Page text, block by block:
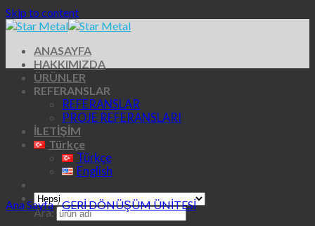
Skip to content
ANASAYFA
HAKKIMIZDA
ÜRÜNLER
REFERANSLAR
REFERANSLAR
PROJE REFERANSLARI
İLETİŞİM
Türkçe
Türkçe
English
Ara:
Ana Sayfa/GERİ DÖNÜŞÜM ÜNİTESİ